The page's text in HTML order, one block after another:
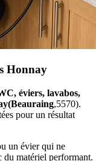
Honnay
éviers, lavabos,
,5570).
pour un résultat
un évier qui ne
du matériel performant.